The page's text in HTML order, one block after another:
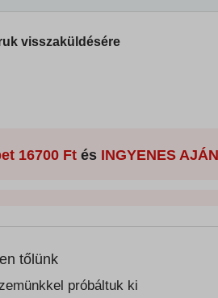
visszaküldésére
16700 Ft és INGYENES
tőlünk
próbáltuk ki